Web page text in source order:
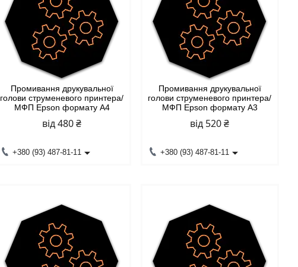
Промивання друкувальної
голови струменевого принтера/
МФП Epson формату А4
від 480 ₴
+380 (93) 487-81-11
Промивання друкувальної
голови струменевого принтера/
МФП Epson формату А3
від 520 ₴
+380 (93) 487-81-11